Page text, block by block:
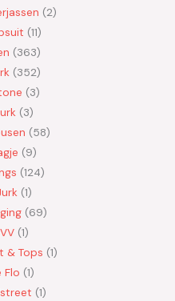
2
11
363
352
3
3
58
9
124
1
69
1
& Tops 1
Flo 1
1